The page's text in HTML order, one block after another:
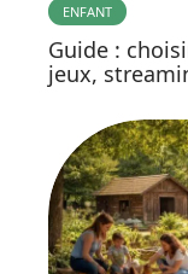
ENFANT
Guide :
jeux,